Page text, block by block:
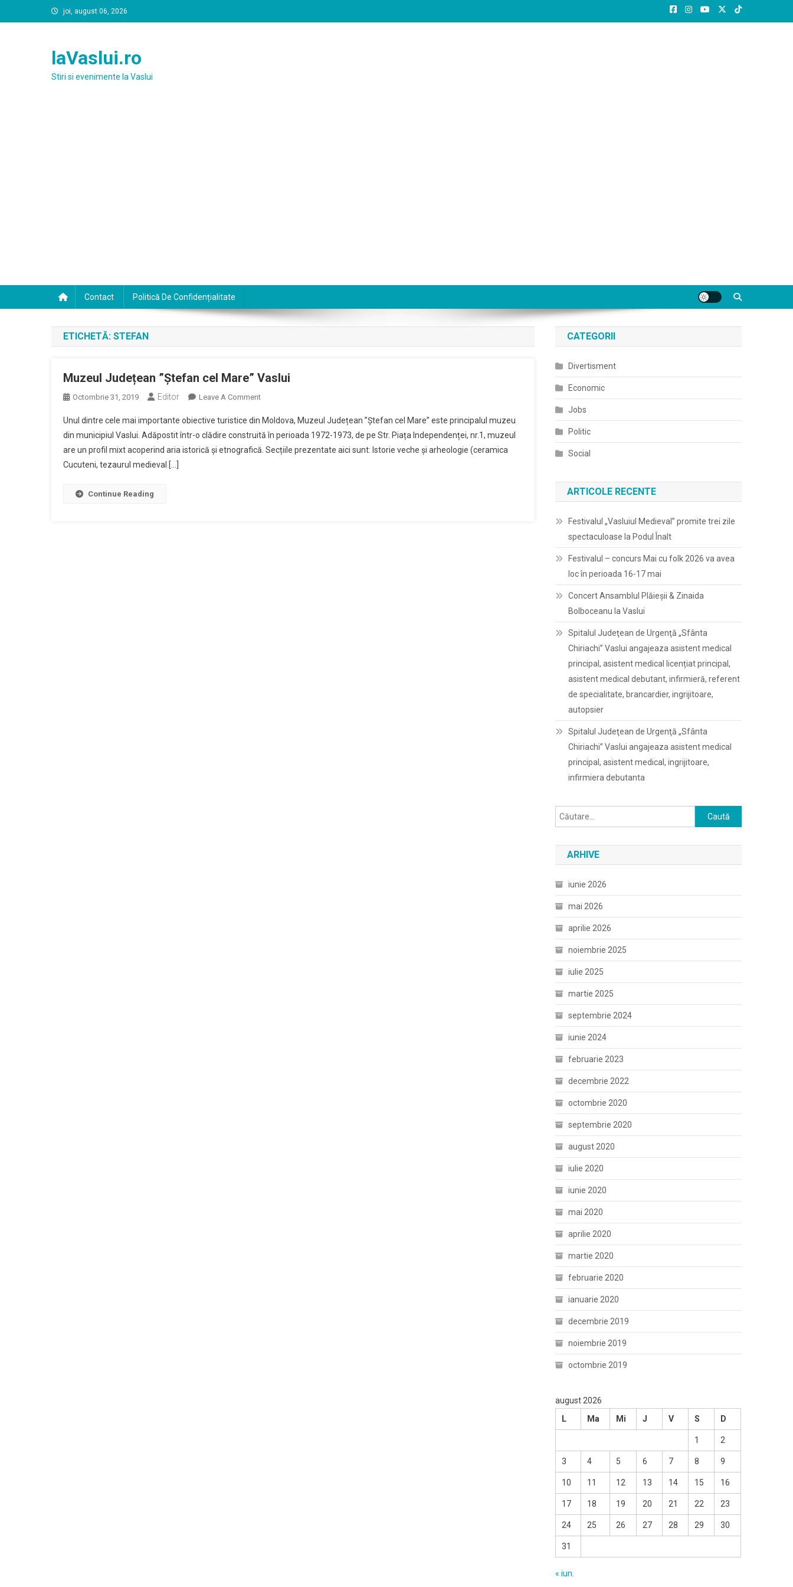
to
joi, august 06, 2026
laVaslui.ro
Stiri si evenimente la Vaslui
Contact Politică De Confidențialitate
ETICHETĂ: STEFAN
Muzeul Județean ”Ștefan cel Mare” Vaslui
Octombrie 31, 2019 Editor Leave A CommentOn
Județean
”Ștefan
Cel
Unul dintre cele mai importante obiective turistice din Moldova, Muzeul Județean ”Ștefan cel Mare” este principalul muzeu
din municipiul Vaslui. Adăpostit într-o clădire construită în perioada 1972-1973, de pe Str. Piața Independenței, nr.1, muzeul
are un profil mixt acoperind aria istorică și etnografică. Secțiile prezentate aici sunt: Istorie veche și arheologie (ceramica
Cucuteni, tezaurul medieval […]
Continue Reading
CATEGORII
Divertisment
Economic
Jobs
Politic
Social
ARTICOLE RECENTE
Festivalul „Vasluiul Medieval” promite trei zile
spectaculoase la Podul Înalt
Festivalul – concurs Mai cu folk 2026 va avea
loc în perioada 16-17 mai
Concert Ansamblul Plăieșii & Zinaida
Bolboceanu la Vaslui
Spitalul Judeţean de Urgenţă „Sfânta
Chiriachi” Vaslui angajeaza asistent medical
principal, asistent medical licențiat principal,
asistent medical debutant, infirmieră, referent
de specialitate, brancardier, ingrijitoare,
autopsier
Spitalul Judeţean de Urgenţă „Sfânta
Chiriachi” Vaslui angajeaza asistent medical
principal, asistent medical, ingrijitoare,
infirmiera debutanta
Caută
după:
ARHIVE
iunie 2026
mai 2026
aprilie 2026
noiembrie 2025
iulie 2025
martie 2025
septembrie 2024
iunie 2024
februarie 2023
decembrie 2022
octombrie 2020
septembrie 2020
august 2020
iulie 2020
iunie 2020
mai 2020
aprilie 2020
martie 2020
februarie 2020
ianuarie 2020
decembrie 2019
noiembrie 2019
octombrie 2019
august 2026
L
Ma Mi J V S D
1 2
3 4 5 6 7 8 9
10 11 12 13 14 15 16
17 18 19 20 21 22 23
24 25 26 27 28 29 30
31
« iun.